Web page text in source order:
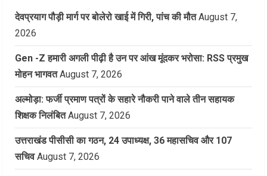
देवप्रयाग पौड़ी मार्ग पर बोलेरो खाई में गिरी, पांच की मौत August 7,
2026
Gen -Z हमारी अगली पीढ़ी है उन पर आंख मूंदकर भरोसा: RSS प्रमुख
मोहन भागवत August 7, 2026
अल्मोड़ा: फर्जी प्रमाण पत्रों के सहारे नौकरी पाने वाले तीन सहायक
शिक्षक निलंबित August 7, 2026
उत्तराखंड पीसीसी का गठन, 24 उपाध्यक्ष, 36 महासचिव और 107
सचिव August 7, 2026